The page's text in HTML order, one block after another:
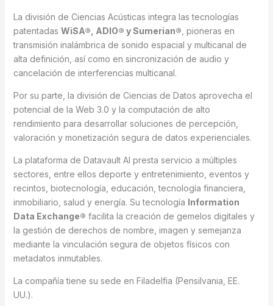
La división de Ciencias Acústicas integra las tecnologías
patentadas WiSA®, ADIO® y Sumerian® , pioneras en
transmisión inalámbrica de sonido espacial y multicanal de
alta definición, así como en sincronización de audio y
cancelación de interferencias multicanal.
Por su parte, la división de Ciencias de Datos aprovecha el
potencial de la Web 3.0 y la computación de alto
rendimiento para desarrollar soluciones de percepción,
valoración y monetización segura de datos experienciales.
La plataforma de Datavault AI presta servicio a múltiples
sectores, entre ellos deporte y entretenimiento, eventos y
recintos, biotecnología, educación, tecnología financiera,
inmobiliario, salud y energía. Su tecnología Information
Data Exchange® facilita la creación de gemelos digitales y
la gestión de derechos de nombre, imagen y semejanza
mediante la vinculación segura de objetos físicos con
metadatos inmutables.
La compañía tiene su sede en Filadelfia (Pensilvania, EE.
UU.).